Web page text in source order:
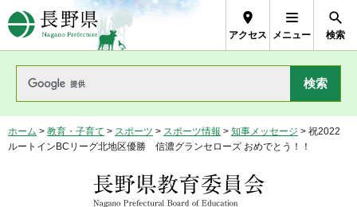
長野県Nagano Prefecture
アクセス メニュー 検索
ホーム > 教育・子育て > スポーツ > スポーツ情報 > 知事メッセージ > 祝2022
ルートインBCリーグ北地区優勝 信濃グランセローズ おめでとう！！
長野県教育委員会